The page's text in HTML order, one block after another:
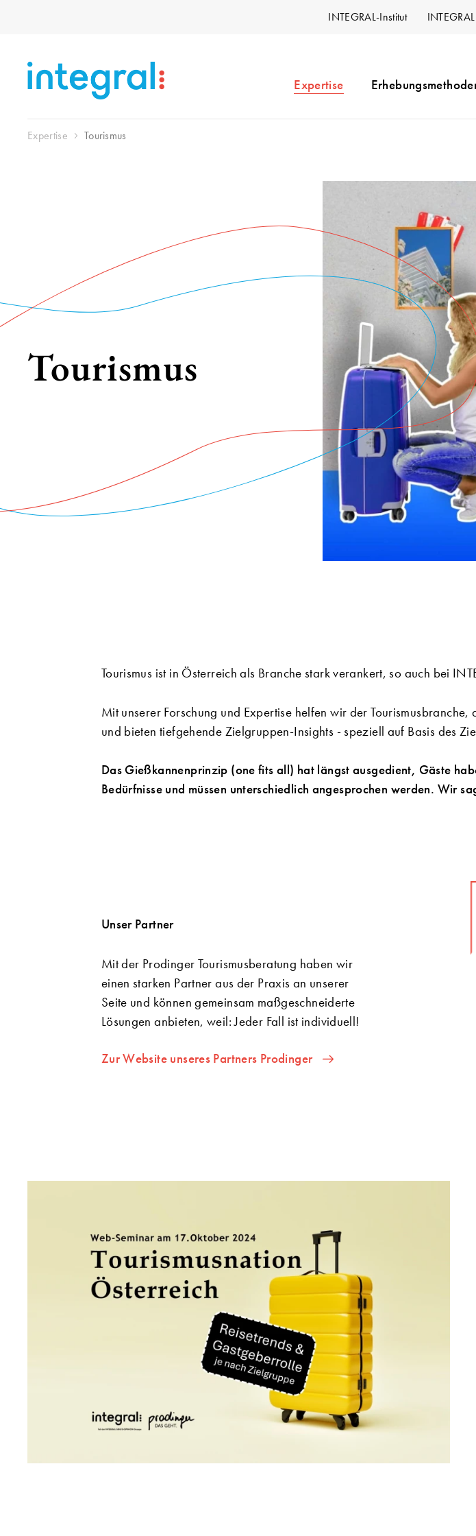
INTEGRAL-Institut
Expertise
Expertise Tourismus
Tourismus
Tourismus ist in Österreich als Branche stark verankert, so auch bei
Mit unserer Forschung und Expertise helfen wir der
und bieten tiefgehende Zielgruppen-Insights - speziell auf Basis des
Das Gießkannenprinzip (one fits all) hat längst ausgedient, Gäste
Bedürfnisse und müssen unterschiedlich angesprochen werden. Wir
Unser Partner
Mit der Prodinger Tourismusberatung haben wir
einen starken Partner aus der Praxis an unserer
Seite und können gemeinsam maßgeschneiderte
Lösungen anbieten, weil: Jeder Fall ist individuell!
Zur Website unseres Partners Prodinger